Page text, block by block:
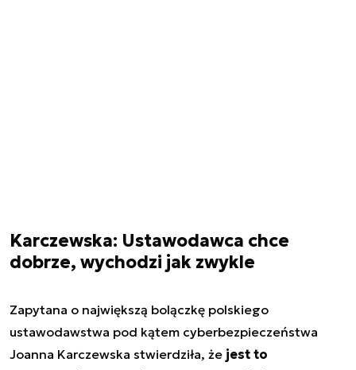
Karczewska: Ustawodawca chce
dobrze, wychodzi jak zwykle
Zapytana o największą bolączkę polskiego
ustawodawstwa pod kątem cyberbezpieczeństwa
Joanna Karczewska stwierdziła, że jest to